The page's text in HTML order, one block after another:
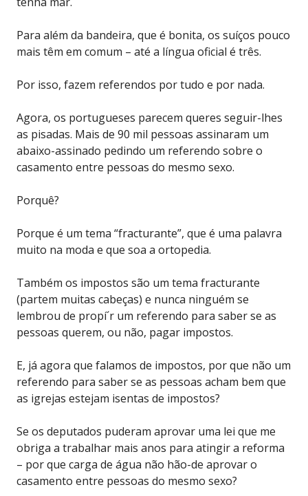
Para além da bandeira, que é bonita, os suíços pouco
mais têm em comum – até a língua oficial é três.
Por isso, fazem referendos por tudo e por nada.
Agora, os portugueses parecem queres seguir-lhes
as pisadas. Mais de 90 mil pessoas assinaram um
abaixo-assinado pedindo um referendo sobre o
casamento entre pessoas do mesmo sexo.
Porquê?
Porque é um tema “fracturante”, que é uma palavra
muito na moda e que soa a ortopedia.
Também os impostos são um tema fracturante
(partem muitas cabeças) e nunca ninguém se
lembrou de propí´r um referendo para saber se as
pessoas querem, ou não, pagar impostos.
E, já agora que falamos de impostos, por que não um
referendo para saber se as pessoas acham bem que
as igrejas estejam isentas de impostos?
Se os deputados puderam aprovar uma lei que me
obriga a trabalhar mais anos para atingir a reforma
– por que carga de água não hão-de aprovar o
casamento entre pessoas do mesmo sexo?